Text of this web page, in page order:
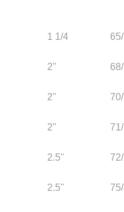
1 1/4
2''
2''
2''
2.5''
2.5''